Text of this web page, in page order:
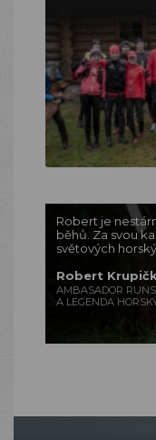
Robert je
běhů. Za svou
světových
Robert
AMBASADOR
A LEGENDA